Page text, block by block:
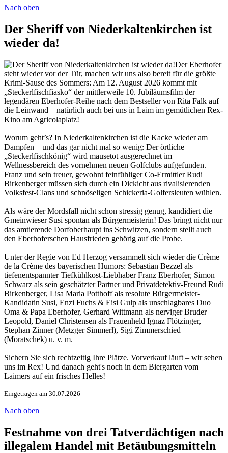
Nach oben
Der Sheriff von Niederkaltenkirchen ist
wieder da!
Der Eberhofer
steht wieder vor der Tür, machen wir uns also bereit für die größte
Krimi-Sause des Sommers: Am 12. August 2026 kommt mit
„Steckerlfischfiasko“ der mittlerweile 10. Jubiläumsfilm der
legendären Eberhofer-Reihe nach dem Bestseller von Rita Falk auf
die Leinwand – natürlich auch bei uns in Laim im gemütlichen Rex-
Kino am Agricolaplatz!
Worum geht’s? In Niederkaltenkirchen ist die Kacke wieder am
Dampfen – und das gar nicht mal so wenig: Der örtliche
„Steckerlfischkönig“ wird mausetot ausgerechnet im
Wellnessbereich des vornehmen neuen Golfclubs aufgefunden.
Franz und sein treuer, gewohnt feinfühliger Co-Ermittler Rudi
Birkenberger müssen sich durch ein Dickicht aus rivalisierenden
Volksfest-Clans und schnöseligen Schickeria-Golfersleuten wühlen.
Als wäre der Mordsfall nicht schon stressig genug, kandidiert die
Gmeinwieser Susi spontan als Bürgermeisterin! Das bringt nicht nur
das amtierende Dorfoberhaupt ins Schwitzen, sondern stellt auch
den Eberhoferschen Hausfrieden gehörig auf die Probe.
Unter der Regie von Ed Herzog versammelt sich wieder die Crème
de la Crème des bayerischen Humors: Sebastian Bezzel als
tiefenentspannter Tiefkühlkost-Liebhaber Franz Eberhofer, Simon
Schwarz als sein geschätzter Partner und Privatdetektiv-Freund Rudi
Birkenberger, Lisa Maria Potthoff als resolute Bürgermeister-
Kandidatin Susi, Enzi Fuchs & Eisi Gulp als unschlagbares Duo
Oma & Papa Eberhofer, Gerhard Wittmann als nerviger Bruder
Leopold, Daniel Christensen als Frauenheld Ignaz Flötzinger,
Stephan Zinner (Metzger Simmerl), Sigi Zimmerschied
(Moratschek) u. v. m.
Sichern Sie sich rechtzeitig Ihre Plätze. Vorverkauf läuft – wir sehen
uns im Rex! Und danach geht's noch in dem Biergarten vom
Laimers auf ein frisches Helles!
Eingetragen am 30.07.2026
Nach oben
Festnahme von drei Tatverdächtigen nach
illegalem Handel mit Betäubungsmitteln